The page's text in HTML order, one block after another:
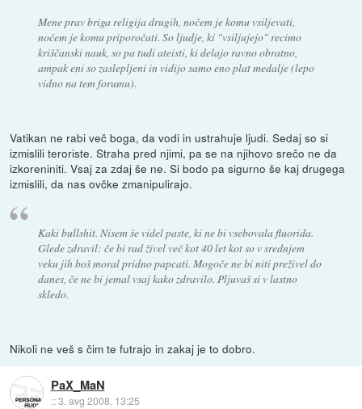
Mene prav briga religija drugih, nočem je komu vsiljevati,
nočem je komu priporočati. So ljudje, ki "vsiljujejo" recimo
kriščanski nauk, so pa tudi ateisti, ki delajo ravno obratno,
ampak eni so zaslepljeni in vidijo samo eno plat medalje (lepo
vidno na tem forumu).
Vatikan ne rabi več boga, da vodi in ustrahuje ljudi. Sedaj so si
izmislili teroriste. Straha pred njimi, pa se na njihovo srečo ne da
izkoreniniti. Vsaj za zdaj še ne. Si bodo pa sigurno še kaj drugega
izmislili, da nas ovčke zmanipulirajo.
Kaki bullshit. Nisem še videl paste, ki ne bi vsebovala fluorida.
Glede zdravil: če bi rad živel več kot 40 let kot so v srednjem
veku jih boš moral pridno papcati. Mogoče ne bi niti preživel do
danes, če ne bi jemal vsaj kako zdravilo. Pljuvaš si v lastno
skledo.
Nikoli ne veš s čim te futrajo in zakaj je to dobro.
PaX_MaN
::3. avg 2008, 13:25